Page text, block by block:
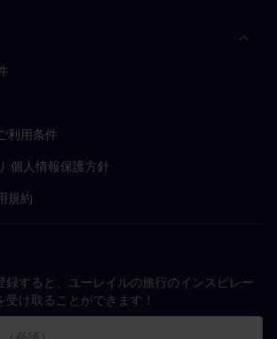
利用条件
個人情報保護方針
規約
録すると、ユーレイルの旅行のインスピレー
け取ることができます！